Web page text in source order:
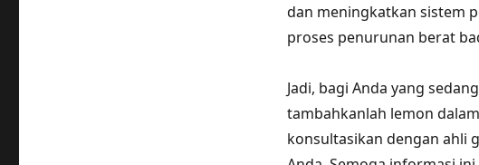
dan meningkatkan sistem
proses penurunan berat
Jadi, bagi Anda yang
tambahkanlah lemon
konsultasikan dengan ahli